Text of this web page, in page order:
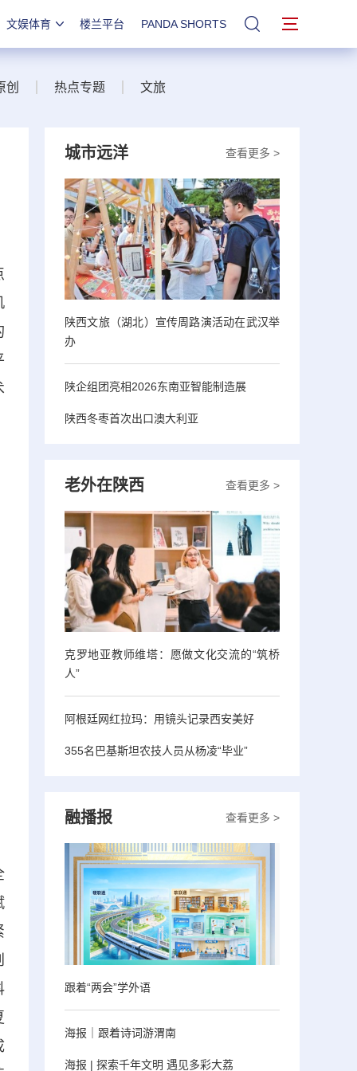
文娱体育 楼兰平台 PANDA SHORTS 站内搜索
创 热点专题 文旅
查看更多 >
城市远洋
陕西文旅（湖北）宣传周路演活动在武汉举
办
陕企组团亮相2026东南亚智能制造展
陕西冬枣首次出口澳大利亚
查看更多 >
老外在陕西
克罗地亚教师维塔：愿做文化交流的“筑桥
人”
阿根廷网红拉玛：用镜头记录西安美好
355名巴基斯坦农技人员从杨凌“毕业”
查看更多 >
融播报
跟着“两会”学外语
海报｜跟着诗词游渭南
海报 | 探索千年文明 遇见多彩大荔